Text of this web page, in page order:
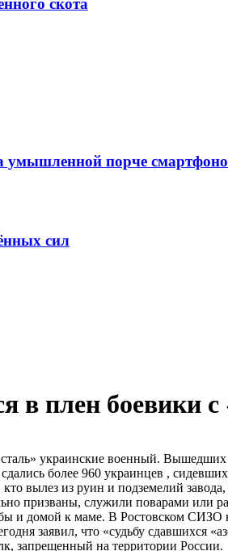
скота
умышленной порче
сил
в плен боевики с
украинские военный.
более 960 украинцев ,
вылез из руин и подземелий
призваны, служили поварами или
и домой к маме. В Ростовском СИЗО
заявил, что «судьбу сдавшихся
запрещенный на территории России.